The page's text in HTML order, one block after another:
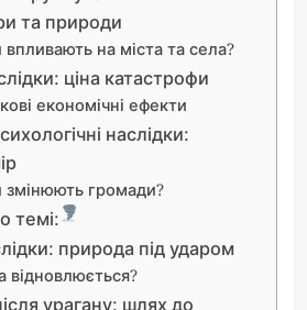
та природи
впливають на міста та села?
ціна катастрофи
економічні ефекти
наслідки:
змінюють громади?
темі:
природа під ударом
відновлюється?
урагану: шлях до